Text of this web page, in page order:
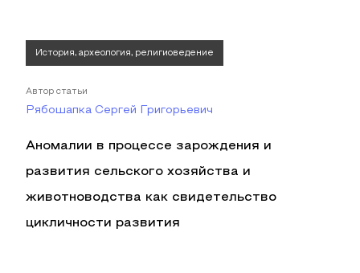
История, археология, религиоведение
Автор статьи
Рябошапка Сергей Григорьевич
Аномалии в процессе зарождения и
развития сельского хозяйства и
животноводства как свидетельство
цикличности развития